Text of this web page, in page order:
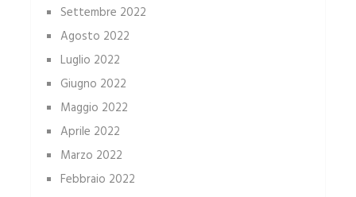
Settembre 2022
Agosto 2022
Luglio 2022
Giugno 2022
Maggio 2022
Aprile 2022
Marzo 2022
Febbraio 2022